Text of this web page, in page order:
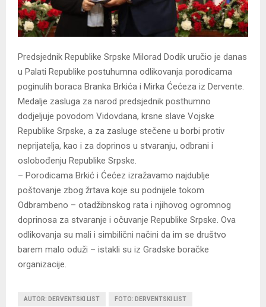
Predsjednik Republike Srpske Milorad Dodik uručio je danas
u Palati Republike postuhumna odlikovanja porodicama
poginulih boraca Branka Brkića i Mirka Ćećeza iz Dervente.
Medalje zasluga za narod predsjednik posthumno
dodjeljuje povodom Vidovdana, krsne slave Vojske
Republike Srpske, a za zasluge stečene u borbi protiv
neprijatelja, kao i za doprinos u stvaranju, odbrani i
oslobođenju Republike Srpske.
– Porodicama Brkić i Ćećez izražavamo najdublje
poštovanje zbog žrtava koje su podnijele tokom
Odbrambeno – otadžibnskog rata i njihovog ogromnog
doprinosa za stvaranje i očuvanje Republike Srpske. Ova
odlikovanja su mali i simbilični načini da im se društvo
barem malo oduži – istakli su iz Gradske boračke
organizacije.
AUTOR: DERVENTSKI LIST FOTO: DERVENTSKI LIST